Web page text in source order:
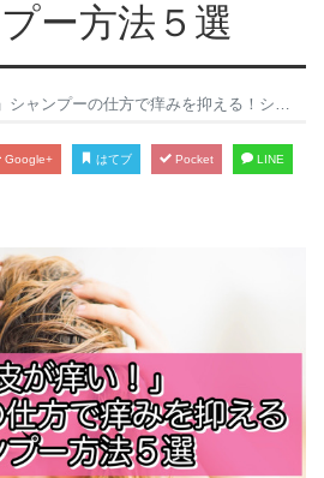
ー方法５選
プーの仕方で痒みを抑える！シャンプー方法５選
Google+ はてブ Pocket LINE